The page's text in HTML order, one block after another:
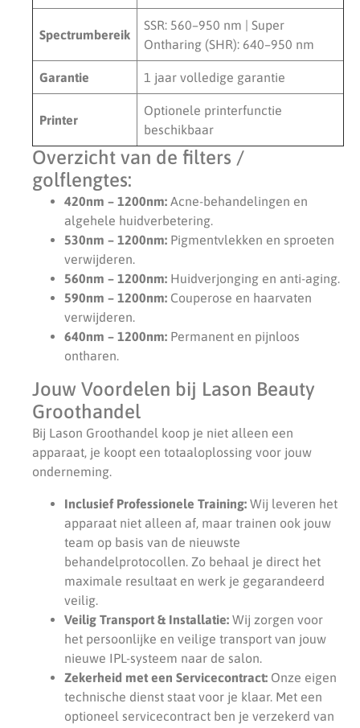
Spectrumbereik
SSR: 560–950 nm | Super
Ontharing (SHR): 640–950 nm
Garantie 1 jaar volledige garantie
Printer
Optionele printerfunctie
beschikbaar
Overzicht van de filters /
golflengtes:
420nm – 1200nm: Acne-behandelingen en
algehele huidverbetering.
530nm – 1200nm: Pigmentvlekken en sproeten
verwijderen.
560nm – 1200nm: Huidverjonging en anti-aging.
590nm – 1200nm: Couperose en haarvaten
verwijderen.
640nm – 1200nm: Permanent en pijnloos
ontharen.
Jouw Voordelen bij Lason Beauty
Groothandel
Bij Lason Groothandel koop je niet alleen een
apparaat, je koopt een totaaloplossing voor jouw
onderneming.
Inclusief Professionele Training: Wij leveren het
apparaat niet alleen af, maar trainen ook jouw
team op basis van de nieuwste
behandelprotocollen. Zo behaal je direct het
maximale resultaat en werk je gegarandeerd
veilig.
Veilig Transport & Installatie: Wij zorgen voor
het persoonlijke en veilige transport van jouw
nieuwe IPL-systeem naar de salon.
Zekerheid met een Servicecontract: Onze eigen
technische dienst staat voor je klaar. Met een
optioneel servicecontract ben je verzekerd van